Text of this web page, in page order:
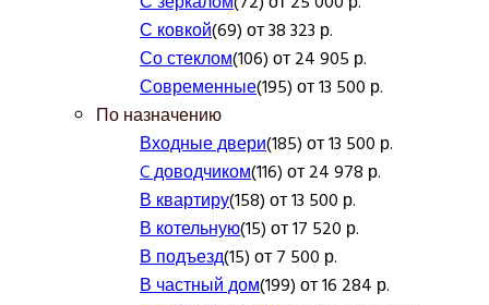
С ковкой(69) от 38 323 р.
Со стеклом(106) от 24 905 р.
Современные(195) от 13 500 р.
По назначению
Входные двери(185) от 13 500 р.
C доводчиком(116) от 24 978 р.
В квартиру(158) от 13 500 р.
В котельную(15) от 17 520 р.
В подъезд(15) от 7 500 р.
В частный дом(199) от 16 284 р.